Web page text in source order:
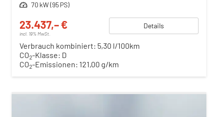
Leistung 70 kW (95 PS)
23.437,– €
incl. 19% MwSt.
Details
Verbrauch kombiniert: 5,30 l/100km
CO2-Klasse: D
CO2-Emissionen: 121,00 g/km